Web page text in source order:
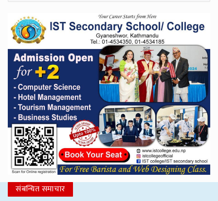
संबन्धित समाचार